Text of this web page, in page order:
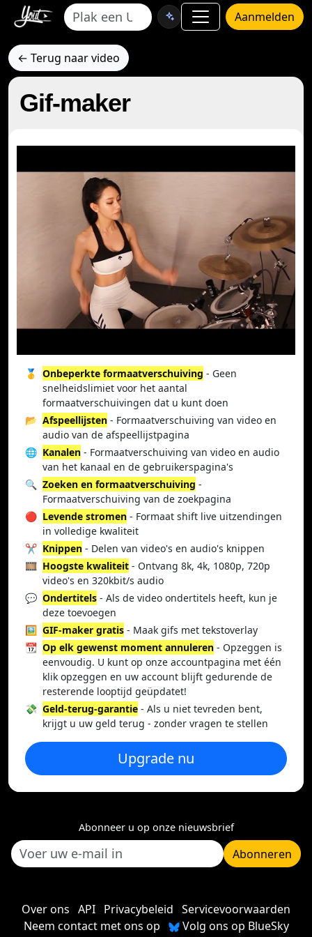
Aanmelden
← Terug naar video
Gif-maker
🥇 Onbeperkte formaatverschuiving - Geen
snelheidslimiet voor het aantal
formaatverschuivingen dat u kunt doen
📂 Afspeellijsten - Formaatverschuiving van video en
audio van de afspeellijstpagina
🌐 Kanalen - Formaatverschuiving van video en audio
van het kanaal en de gebruikerspagina's
🔍 Zoeken en formaatverschuiving -
Formaatverschuiving van de zoekpagina
🔴 Levende stromen - Formaat shift live uitzendingen
in volledige kwaliteit
✂️ Knippen - Delen van video's en audio's knippen
🎞️ Hoogste kwaliteit - Ontvang 8k, 4k, 1080p, 720p
video's en 320kbit/s audio
💬 Ondertitels - Als de video ondertitels heeft, kun je
deze toevoegen
🖼️ GIF-maker gratis - Maak gifs met tekstoverlay
📆 Op elk gewenst moment annuleren - Opzeggen is
eenvoudig. U kunt op onze accountpagina met één
klik opzeggen en uw account blijft gedurende de
resterende looptijd geüpdatet!
💸 Geld-terug-garantie - Als u niet tevreden bent,
krijgt u uw geld terug - zonder vragen te stellen
Upgrade nu
Abonneer u op onze nieuwsbrief
Abonneren
Over ons API Privacybeleid Servicevoorwaarden
Neem contact met ons op
Volg ons op BlueSky